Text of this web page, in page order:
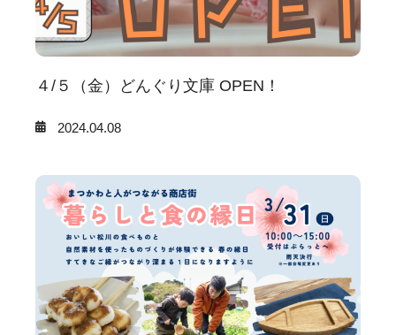
４/５（金）どんぐり文庫 OPEN！
2024.04.08